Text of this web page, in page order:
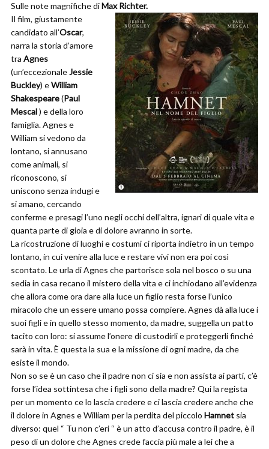
Sulle note magnifiche diMax Richter.
Il film, giustamente
candidato all’Oscar,
narra la storia d’amore
tra Agnes
(un’eccezionaleJessie
Buckley) eWilliam
Shakespeare(Paul
Mescal) e della loro
famiglia. Agnes e
William si vedono da
lontano, si annusano
come animali, si
riconoscono, si
uniscono senza indugi e
si amano, cercando
conferme e presagi l’uno negli occhi dell’altra, ignari di quale vita e
quanta parte di gioia e di dolore avranno in sorte.
La ricostruzione di luoghi e costumi ci riporta indietro in un tempo
lontano, in cui venire alla luce e restare vivi non era poi così
scontato. Le urla di Agnes che partorisce sola nel bosco o su una
sedia in casa recano il mistero della vita e ci inchiodano all’evidenza
che allora come ora dare alla luce un figlio resta forse l’unico
miracolo che un essere umano possa compiere. Agnes dà alla luce i
suoi figli e in quello stesso momento, da madre, suggella un patto
tacito con loro: si assume l’onere di custodirli e proteggerli finché
sarà in vita. È questa la sua e la missione di ogni madre, da che
esiste il mondo.
Non so se è un caso che il padre non ci sia e non assista ai parti, c’è
forse l’idea sottintesa che i figli sono della madre? Qui la regista
per un momento ce lo lascia credere e ci lascia credere anche che
il dolore in Agnes e William per la perdita del piccolo Hamnet sia
diverso: quel “ Tu non c’eri “ è un atto d’accusa contro il padre, è il
peso di un dolore che Agnes crede faccia più male a lei che a